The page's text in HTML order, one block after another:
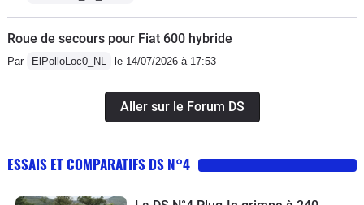
Roue de secours pour Fiat 600 hybride
Par ElPolloLoc0_NL le 14/07/2026 à 17:53
Aller sur le Forum DS
ESSAIS ET COMPARATIFS DS N°4